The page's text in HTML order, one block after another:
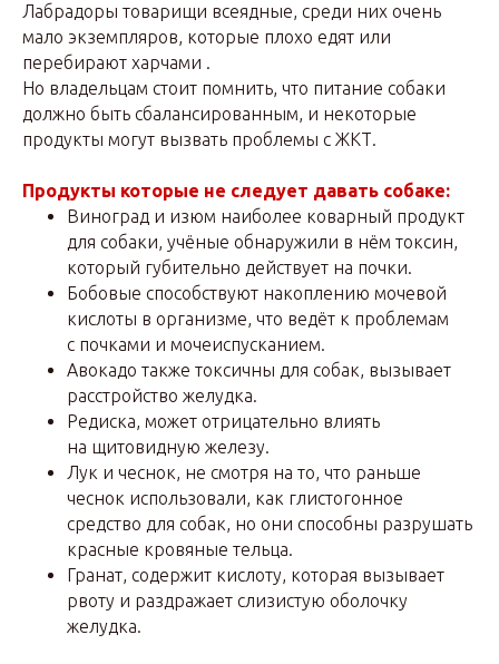
Лабрадоры товарищи всеядные, среди них очень
мало экземпляров, которые плохо едят или
перебирают харчами .
Но владельцам стоит помнить, что питание собаки
должно быть сбалансированным, и некоторые
продукты могут вызвать проблемы с ЖКТ.
Продукты которые не следует давать собаке:
Виноград и изюм наиболее коварный продукт
для собаки, учёные обнаружили в нём токсин,
который губительно действует на почки.
Бобовые способствуют накоплению мочевой
кислоты в организме, что ведёт к проблемам
с почками и мочеиспусканием.
Авокадо также токсичны для собак, вызывает
расстройство желудка.
Редиска, может отрицательно влиять
на щитовидную железу.
Лук и чеснок, не смотря на то, что раньше
чеснок использовали, как глистогонное
средство для собак, но они способны разрушать
красные кровяные тельца.
Гранат, содержит кислоту, которая вызывает
рвоту и раздражает слизистую оболочку
желудка.